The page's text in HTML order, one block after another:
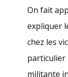
On fait
expliquer
chez les
particulier
militante